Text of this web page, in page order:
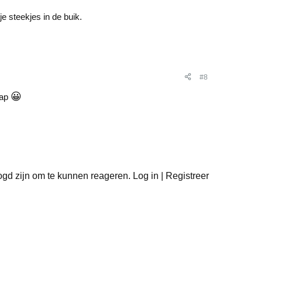
steekjes in de buik.
#8
😀
zijn om te kunnen reageren. Log in | Registreer